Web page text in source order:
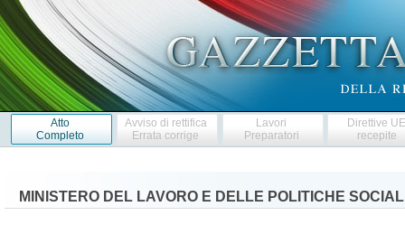
Atto
Completo
Avviso di rettifica
Errata corrige
Lavori
Preparatori
Direttive
recepite
MINISTERO DEL LAVORO E DELLE POLITICHE